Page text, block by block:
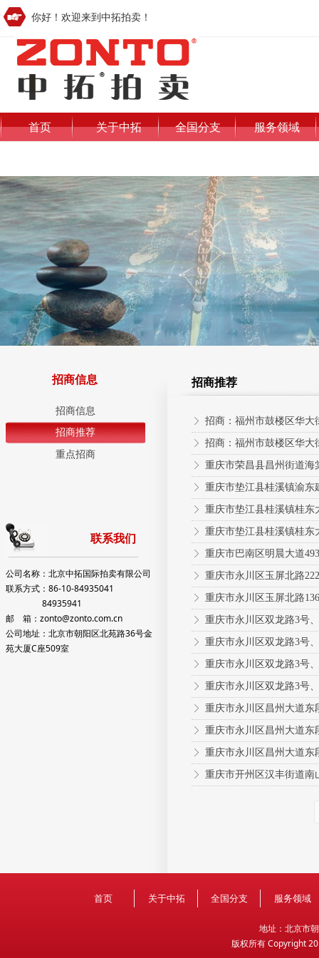
你好！欢迎来到中拓拍卖！
首页 关于中拓 全国分支 服务领域
招商信息
招商信息
招商推荐
重点招商
招商推荐
ꁕ 招商：福州市鼓楼区华大
ꁕ 招商：福州市鼓楼区华大
ꁕ 重庆市荣昌县昌州街道海
ꁕ 重庆市垫江县桂溪镇渝东
ꁕ 重庆市垫江县桂溪镇桂东
ꁕ 重庆市垫江县桂溪镇桂东
ꁕ
ꁕ 重庆市永川区玉屏北路
ꁕ 重庆市永川区玉屏北路
ꁕ 重庆市永川区双龙路3号
ꁕ 重庆市永川区双龙路3号
ꁕ 重庆市永川区双龙路3号
ꁕ 重庆市永川区双龙路3号
ꁕ 重庆市永川区昌州大道东
ꁕ 重庆市永川区昌州大道东
ꁕ 重庆市永川区昌州大道东
ꁕ 重庆市开州区汉丰街道南
联系我们
公司名称：北京中拓国际拍卖有限公司
联系方式：86-10-84935041
84935941
邮 箱：zonto@zonto.com.cn
公司地址：北京市朝阳区北苑路36号金
苑大厦C座509室
首页 关于中拓 全国分支 服务领域
地址：北京市
版权所有 Copyright